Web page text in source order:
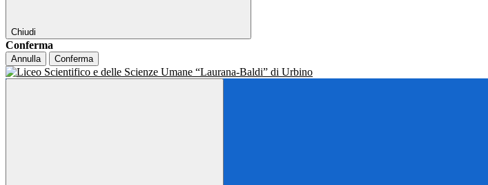
Chiudi
Conferma
Annulla Conferma